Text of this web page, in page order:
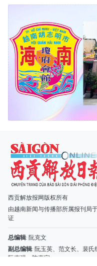
西贡解放报网版权所有
由越南新闻与传播部所属报刊局
副总编辑: 阮玉英、范文长、裴氏
阮克强、陈嘉宝
主编: 阮玉英
社址: 胡志明市棋盘坊阮氏明开街
总台: (028) 39294091 - 转 060
热线: 096.558.1888
编辑部: (028) 39294092 - 转 060
电子信箱
广告部
(028) 38334185